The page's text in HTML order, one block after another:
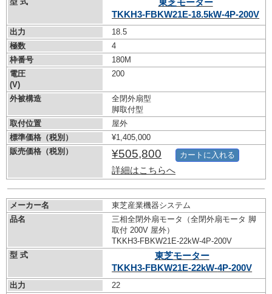
東芝モーター
TKKH3-FBKW21E-18.5kW-4P-200V
出力
18.5
極数
4
枠番号
180M
電圧
(V)
200
外被構造
全閉外扇型
脚取付型
取付位置
屋外
標準価格（税別）
¥1,405,000
販売価格（税別）
¥505,800
詳細はこちらへ
カートに入れる
メーカー名
東芝産業機器システム
品名
三相全閉外扇モータ（全閉外扇モータ 脚
取付 200V 屋外）
TKKH3-FBKW21E-22kW-4P-200V
型 式
東芝モーター
TKKH3-FBKW21E-22kW-4P-200V
出力
22